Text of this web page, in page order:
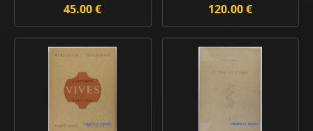
45.00 € 120.00 €